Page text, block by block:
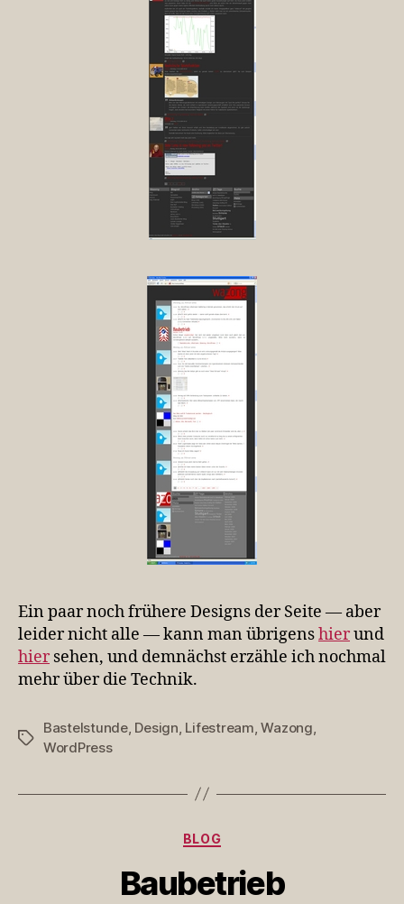
Ein paar noch frühere Designs der Seite — aber
leider nicht alle — kann man übrigenshierund
hier sehen, und demnächst erzähle ich nochmal
mehr über die Technik.
Schlagwörter
Bastelstunde, Design Lifestream ,Wazong
WordPress
Kategorien
BLOG
Baubetrieb